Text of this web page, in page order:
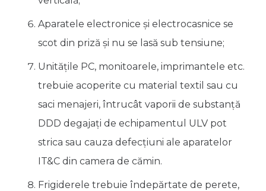
Aparatele electronice și electrocasnice se
scot din priză și nu se lasă sub tensiune;
Unitățile PC, monitoarele, imprimantele etc.
trebuie acoperite cu material textil sau cu
saci menajeri, întrucât vaporii de substanță
DDD degajați de echipamentul ULV pot
strica sau cauza defecțiuni ale aparatelor
IT&C din camera de cămin.
Frigiderele trebuie îndepărtate de perete,